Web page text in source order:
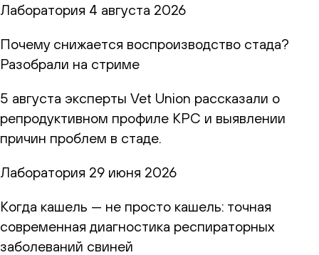
Лаборатория 4 августа 2026
Почему снижается воспроизводство стада?
Разобрали на стриме
5 августа эксперты Vet Union рассказали о
репродуктивном профиле КРС и выявлении
причин проблем в стаде.
Лаборатория 29 июня 2026
Когда кашель — не просто кашель: точная
современная диагностика респираторных
заболеваний свиней